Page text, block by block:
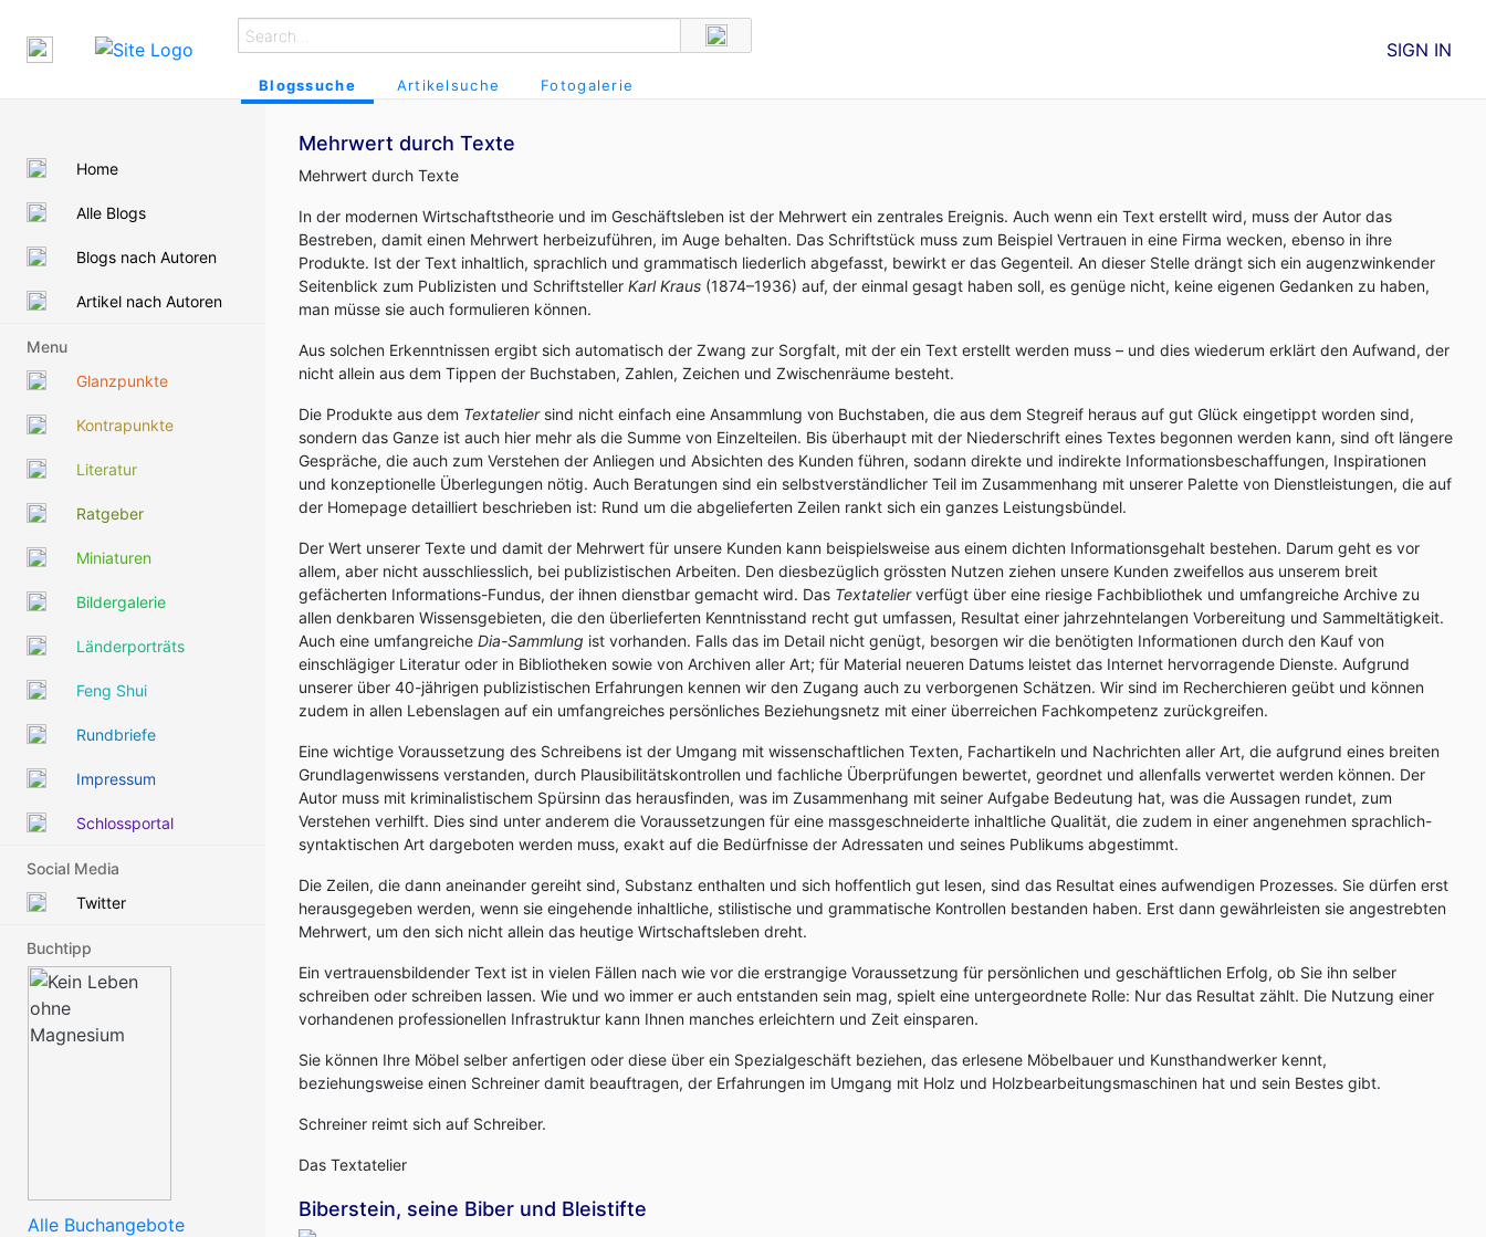
Blogssuche Artikelsuche Fotogalerie
SIGN IN
Home
Alle Blogs
Blogs nach Autoren
Artikel nach Autoren
Menu
Glanzpunkte
Kontrapunkte
Literatur
Ratgeber
Miniaturen
Bildergalerie
Länderporträts
Feng Shui
Rundbriefe
Impressum
Schlossportal
Social Media
Twitter
Buchtipp
Alle Buchangebote
Mehrwert durch Texte
Mehrwert durch Texte
In der modernen Wirtschaftstheorie und im Geschäftsleben ist der Mehrwert ein zentrales Ereignis. Auch wenn ein Text erstellt wird, muss der Autor das
Bestreben, damit einen Mehrwert herbeizuführen, im Auge behalten. Das Schriftstück muss zum Beispiel Vertrauen in eine Firma wecken, ebenso in ihre
Produkte. Ist der Text inhaltlich, sprachlich und grammatisch liederlich abgefasst, bewirkt er das Gegenteil. An dieser Stelle drängt sich ein augenzwinkender
Seitenblick zum Publizisten und Schriftsteller Karl Kraus (1874–1936) auf, der einmal gesagt haben soll, es genüge nicht, keine eigenen Gedanken zu haben,
man müsse sie auch formulieren können.
Aus solchen Erkenntnissen ergibt sich automatisch der Zwang zur Sorgfalt, mit der ein Text erstellt werden muss – und dies wiederum erklärt den Aufwand, der
nicht allein aus dem Tippen der Buchstaben, Zahlen, Zeichen und Zwischenräume besteht.
Die Produkte aus dem Textateliersind nicht einfach eine Ansammlung von Buchstaben, die aus dem Stegreif heraus auf gut Glück eingetippt worden sind,
sondern das Ganze ist auch hier mehr als die Summe von Einzelteilen. Bis überhaupt mit der Niederschrift eines Textes begonnen werden kann, sind oft längere
Gespräche, die auch zum Verstehen der Anliegen und Absichten des Kunden führen, sodann direkte und indirekte Informationsbeschaffungen, Inspirationen
und konzeptionelle Überlegungen nötig. Auch Beratungen sind ein selbstverständlicher Teil im Zusammenhang mit unserer Palette von Dienstleistungen, die auf
der Homepage detailliert beschrieben ist: Rund um die abgelieferten Zeilen rankt sich ein ganzes Leistungsbündel.
Der Wert unserer Texte und damit der Mehrwert für unsere Kunden kann beispielsweise aus einem dichten Informationsgehalt bestehen. Darum geht es vor
allem, aber nicht ausschliesslich, bei publizistischen Arbeiten. Den diesbezüglich grössten Nutzen ziehen unsere Kunden zweifellos aus unserem breit
gefächerten Informations-Fundus, der ihnen dienstbar gemacht wird. Das Textatelierverfügt über eine riesige Fachbibliothek und umfangreiche Archive zu
allen denkbaren Wissensgebieten, die den überlieferten Kenntnisstand recht gut umfassen, Resultat einer jahrzehntelangen Vorbereitung und Sammeltätigkeit.
Auch eine umfangreiche Dia-Sammlung ist vorhanden. Falls das im Detail nicht genügt, besorgen wir die benötigten Informationen durch den Kauf von
einschlägiger Literatur oder in Bibliotheken sowie von Archiven aller Art; für Material neueren Datums leistet das Internet hervorragende Dienste. Aufgrund
unserer über 40-jährigen publizistischen Erfahrungen kennen wir den Zugang auch zu verborgenen Schätzen. Wir sind im Recherchieren geübt und können
zudem in allen Lebenslagen auf ein umfangreiches persönliches Beziehungsnetz mit einer überreichen Fachkompetenz zurückgreifen.
Eine wichtige Voraussetzung des Schreibens ist der Umgang mit wissenschaftlichen Texten, Fachartikeln und Nachrichten aller Art, die aufgrund eines breiten
Grundlagenwissens verstanden, durch Plausibilitätskontrollen und fachliche Überprüfungen bewertet, geordnet und allenfalls verwertet werden können. Der
Autor muss mit kriminalistischem Spürsinn das herausfinden, was im Zusammenhang mit seiner Aufgabe Bedeutung hat, was die Aussagen rundet, zum
Verstehen verhilft. Dies sind unter anderem die Voraussetzungen für eine massgeschneiderte inhaltliche Qualität, die zudem in einer angenehmen sprachlich-
syntaktischen Art dargeboten werden muss, exakt auf die Bedürfnisse der Adressaten und seines Publikums abgestimmt.
Die Zeilen, die dann aneinander gereiht sind, Substanz enthalten und sich hoffentlich gut lesen, sind das Resultat eines aufwendigen Prozesses. Sie dürfen erst
herausgegeben werden, wenn sie eingehende inhaltliche, stilistische und grammatische Kontrollen bestanden haben. Erst dann gewährleisten sie angestrebten
Mehrwert, um den sich nicht allein das heutige Wirtschaftsleben dreht.
Ein vertrauensbildender Text ist in vielen Fällen nach wie vor die erstrangige Voraussetzung für persönlichen und geschäftlichen Erfolg, ob Sie ihn selber
schreiben oder schreiben lassen. Wie und wo immer er auch entstanden sein mag, spielt eine untergeordnete Rolle: Nur das Resultat zählt. Die Nutzung einer
vorhandenen professionellen Infrastruktur kann Ihnen manches erleichtern und Zeit einsparen.
Sie können Ihre Möbel selber anfertigen oder diese über ein Spezialgeschäft beziehen, das erlesene Möbelbauer und Kunsthandwerker kennt,
beziehungsweise einen Schreiner damit beauftragen, der Erfahrungen im Umgang mit Holz und Holzbearbeitungsmaschinen hat und sein Bestes gibt.
Schreiner reimt sich auf Schreiber.
Das Textatelier
Biberstein, seine Biber und Bleistifte